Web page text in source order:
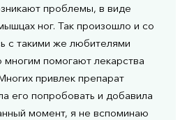
проблемы, в виде
ног. Так произошло и со
с такими же любителями
многим помогают лекарства
привлек препарат
его попробовать и добавила
момент, я не вспоминаю